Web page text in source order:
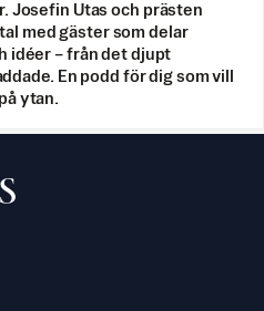
Josefin Utas och prästen
med gäster som delar
idéer – från det djupt
En podd för dig som vill
ytan.